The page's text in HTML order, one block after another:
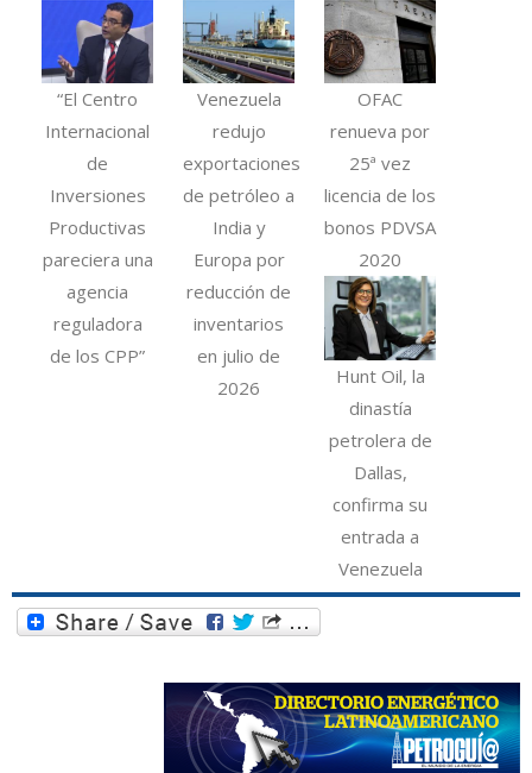
“El Centro
Internacional
de
Inversiones
Productivas
pareciera una
agencia
reguladora
de los CPP”
Venezuela
redujo
exportaciones
de petróleo a
India y
Europa por
reducción de
inventarios
en julio de
2026
OFAC
renueva por
25ª vez
licencia de los
bonos PDVSA
2020
Hunt Oil, la
dinastía
petrolera de
Dallas,
confirma su
entrada a
Venezuela